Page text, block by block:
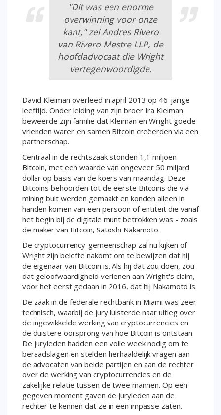
"Dit was een enorme
overwinning voor onze
kant," zei Andres Rivero
van Rivero Mestre LLP, de
hoofdadvocaat die Wright
vertegenwoordigde.
David Kleiman overleed in april 2013 op 46-jarige
leeftijd. Onder leiding van zijn broer Ira Kleiman
beweerde zijn familie dat Kleiman en Wright goede
vrienden waren en samen Bitcoin creëerden via een
partnerschap.
Centraal in de rechtszaak stonden 1,1 miljoen
Bitcoin, met een waarde van ongeveer 50 miljard
dollar op basis van de koers van maandag. Deze
Bitcoins behoorden tot de eerste Bitcoins die via
mining buit werden gemaakt en konden alleen in
handen komen van een persoon of entiteit die vanaf
het begin bij de digitale munt betrokken was - zoals
de maker van Bitcoin, Satoshi Nakamoto.
De cryptocurrency-gemeenschap zal nu kijken of
Wright zijn belofte nakomt om te bewijzen dat hij
de eigenaar van Bitcoin is. Als hij dat zou doen, zou
dat geloofwaardigheid verlenen aan Wright's claim,
voor het eerst gedaan in 2016, dat hij Nakamoto is.
De zaak in de federale rechtbank in Miami was zeer
technisch, waarbij de jury luisterde naar uitleg over
de ingewikkelde werking van cryptocurrencies en
de duistere oorsprong van hoe Bitcoin is ontstaan.
De juryleden hadden een volle week nodig om te
beraadslagen en stelden herhaaldelijk vragen aan
de advocaten van beide partijen en aan de rechter
over de werking van cryptocurrencies en de
zakelijke relatie tussen de twee mannen. Op een
gegeven moment gaven de juryleden aan de
rechter te kennen dat ze in een impasse zaten.